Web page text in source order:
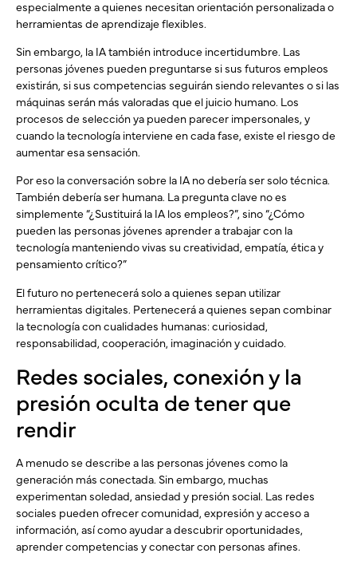
especialmente a quienes necesitan orientación personalizada o
herramientas de aprendizaje flexibles.
Sin embargo, la IA también introduce incertidumbre. Las
personas jóvenes pueden preguntarse si sus futuros empleos
existirán, si sus competencias seguirán siendo relevantes o si las
máquinas serán más valoradas que el juicio humano. Los
procesos de selección ya pueden parecer impersonales, y
cuando la tecnología interviene en cada fase, existe el riesgo de
aumentar esa sensación.
Por eso la conversación sobre la IA no debería ser solo técnica.
También debería ser humana. La pregunta clave no es
simplemente “¿Sustituirá la IA los empleos?”, sino “¿Cómo
pueden las personas jóvenes aprender a trabajar con la
tecnología manteniendo vivas su creatividad, empatía, ética y
pensamiento crítico?”
El futuro no pertenecerá solo a quienes sepan utilizar
herramientas digitales. Pertenecerá a quienes sepan combinar
la tecnología con cualidades humanas: curiosidad,
responsabilidad, cooperación, imaginación y cuidado.
Redes sociales, conexión y la
presión oculta de tener que
rendir
A menudo se describe a las personas jóvenes como la
generación más conectada. Sin embargo, muchas
experimentan soledad, ansiedad y presión social. Las redes
sociales pueden ofrecer comunidad, expresión y acceso a
información, así como ayudar a descubrir oportunidades,
aprender competencias y conectar con personas afines.